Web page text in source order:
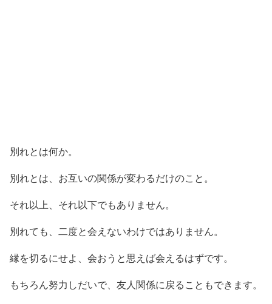
別れとは何か。
別れとは、お互いの関係が変わるだけのこと。
それ以上、それ以下でもありません。
別れても、二度と会えないわけではありません。
縁を切るにせよ、会おうと思えば会えるはずです。
もちろん努力しだいで、友人関係に戻ることもできます。